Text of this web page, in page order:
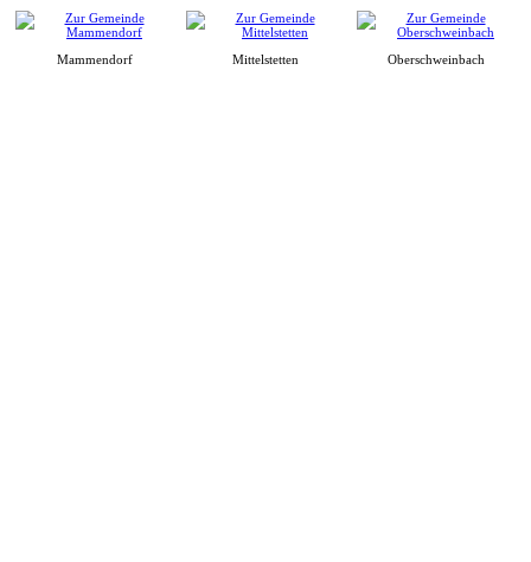
Mammendorf Mittelstetten Oberschweinbach